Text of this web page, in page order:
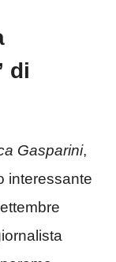
di
Gasparini,
interessante